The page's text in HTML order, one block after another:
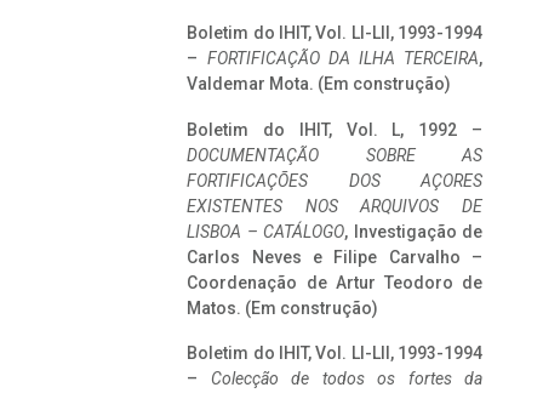
Boletim do IHIT, Vol. LI-LII, 1993-1994
– FORTIFICAÇÃO DA ILHA TERCEIRA,
Valdemar Mota. (Em construção)
Boletim do IHIT, Vol. L, 1992 –
DOCUMENTAÇÃO SOBRE AS
FORTIFICAÇÕES DOS AÇORES
EXISTENTES NOS ARQUIVOS DE
LISBOA – CATÁLOGO, Investigação de
Carlos Neves e Filipe Carvalho –
Coordenação de Artur Teodoro de
Matos. (Em construção)
Boletim do IHIT, Vol. LI-LII, 1993-1994
– Colecção de todos os fortes da